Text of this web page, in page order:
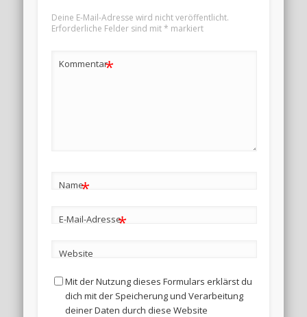
Deine E-Mail-Adresse wird nicht veröffentlicht.
Erforderliche Felder sind mit* markiert
Kommentar*
Name*
E-Mail-Adresse*
Website
Mit der Nutzung dieses Formulars erklärst du
dich mit der Speicherung und Verarbeitung
deiner Daten durch diese Website